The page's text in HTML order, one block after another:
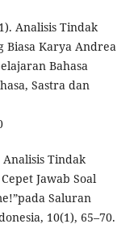
Analisis Tindak
Biasa Karya Andrea
Bahasa
Sastra dan
Analisis Tindak
Jawab Soal
Saluran
10(1), 65–70.